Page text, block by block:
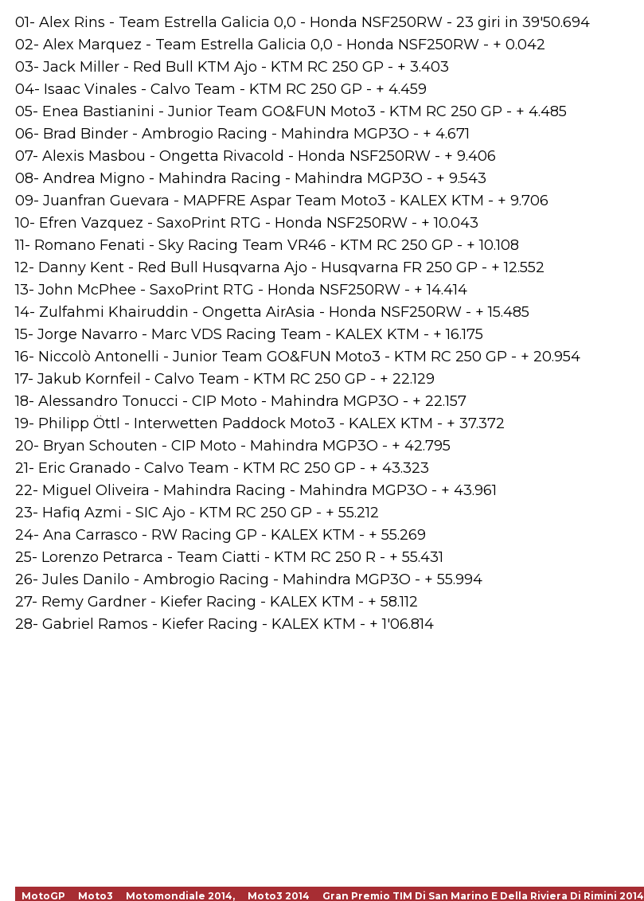
01- Alex Rins - Team Estrella Galicia 0,0 - Honda NSF250RW - 23 giri in 39'50.694
02- Alex Marquez - Team Estrella Galicia 0,0 - Honda NSF250RW - + 0.042
03- Jack Miller - Red Bull KTM Ajo - KTM RC 250 GP - + 3.403
04- Isaac Vinales - Calvo Team - KTM RC 250 GP - + 4.459
05- Enea Bastianini - Junior Team GO&FUN Moto3 - KTM RC 250 GP - + 4.485
06- Brad Binder - Ambrogio Racing - Mahindra MGP3O - + 4.671
07- Alexis Masbou - Ongetta Rivacold - Honda NSF250RW - + 9.406
08- Andrea Migno - Mahindra Racing - Mahindra MGP3O - + 9.543
09- Juanfran Guevara - MAPFRE Aspar Team Moto3 - KALEX KTM - + 9.706
10- Efren Vazquez - SaxoPrint RTG - Honda NSF250RW - + 10.043
11- Romano Fenati - Sky Racing Team VR46 - KTM RC 250 GP - + 10.108
12- Danny Kent - Red Bull Husqvarna Ajo - Husqvarna FR 250 GP - + 12.552
13- John McPhee - SaxoPrint RTG - Honda NSF250RW - + 14.414
14- Zulfahmi Khairuddin - Ongetta AirAsia - Honda NSF250RW - + 15.485
15- Jorge Navarro - Marc VDS Racing Team - KALEX KTM - + 16.175
16- Niccolò Antonelli - Junior Team GO&FUN Moto3 - KTM RC 250 GP - + 20.954
17- Jakub Kornfeil - Calvo Team - KTM RC 250 GP - + 22.129
18- Alessandro Tonucci - CIP Moto - Mahindra MGP3O - + 22.157
19- Philipp Öttl - Interwetten Paddock Moto3 - KALEX KTM - + 37.372
20- Bryan Schouten - CIP Moto - Mahindra MGP3O - + 42.795
21- Eric Granado - Calvo Team - KTM RC 250 GP - + 43.323
22- Miguel Oliveira - Mahindra Racing - Mahindra MGP3O - + 43.961
23- Hafiq Azmi - SIC Ajo - KTM RC 250 GP - + 55.212
24- Ana Carrasco - RW Racing GP - KALEX KTM - + 55.269
25- Lorenzo Petrarca - Team Ciatti - KTM RC 250 R - + 55.431
26- Jules Danilo - Ambrogio Racing - Mahindra MGP3O - + 55.994
27- Remy Gardner - Kiefer Racing - KALEX KTM - + 58.112
28- Gabriel Ramos - Kiefer Racing - KALEX KTM - + 1'06.814
MotoGP Moto3 Motomondiale 2014, Moto3 2014 Gran Premio TIM Di San Marino E Della Riviera Di Rimini 2014